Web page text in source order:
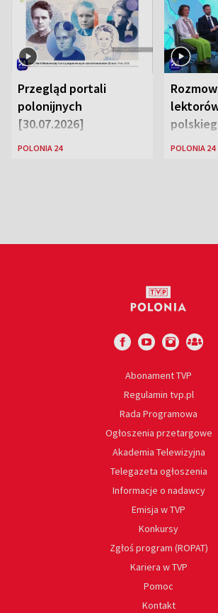
Przegląd portali
polonijnych
[30.07.2026]
POLONIA 24
Goście:
POLONIA 24
Abonament TVP
Regulamin tvp.pl
Rada Programowa
Ogłoszenia przetargowe
Akademia Telewizyjna
Telegazeta ogłoszenia
Informacje o nadawcy
Emisja w TVP
Konkursy
Zgłoś program (ROPAT)
Kariera w TVP
Pomoc
Kontakt